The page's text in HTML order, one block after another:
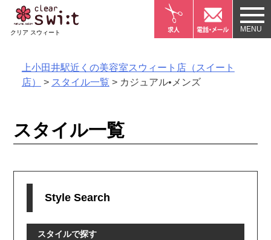
Skip
content
クリア スウィート
上小田井駅近くの美容室スウィート店（スイート
店）
> スタイル一覧 > カジュアル•メンズ
スタイル一覧
Style Search
スタイルで探す